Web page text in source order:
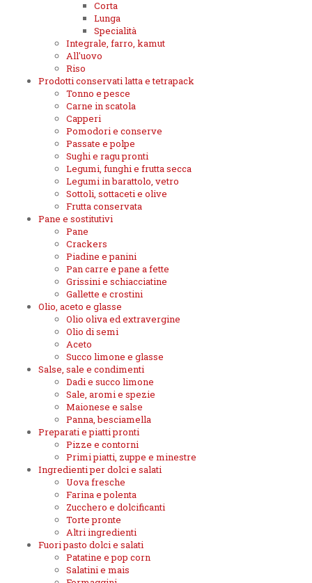
Corta
Lunga
Specialità
Integrale, farro, kamut
All'uovo
Riso
Prodotti conservati latta e tetrapack
Tonno e pesce
Carne in scatola
Capperi
Pomodori e conserve
Passate e polpe
Sughi e ragu pronti
Legumi, funghi e frutta secca
Legumi in barattolo, vetro
Sottoli, sottaceti e olive
Frutta conservata
Pane e sostitutivi
Pane
Crackers
Piadine e panini
Pan carre e pane a fette
Grissini e schiacciatine
Gallette e crostini
Olio, aceto e glasse
Olio oliva ed extravergine
Olio di semi
Aceto
Succo limone e glasse
Salse, sale e condimenti
Dadi e succo limone
Sale, aromi e spezie
Maionese e salse
Panna, besciamella
Preparati e piatti pronti
Pizze e contorni
Primi piatti, zuppe e minestre
Ingredienti per dolci e salati
Uova fresche
Farina e polenta
Zucchero e dolcificanti
Torte pronte
Altri ingredienti
Fuori pasto dolci e salati
Patatine e pop corn
Salatini e mais